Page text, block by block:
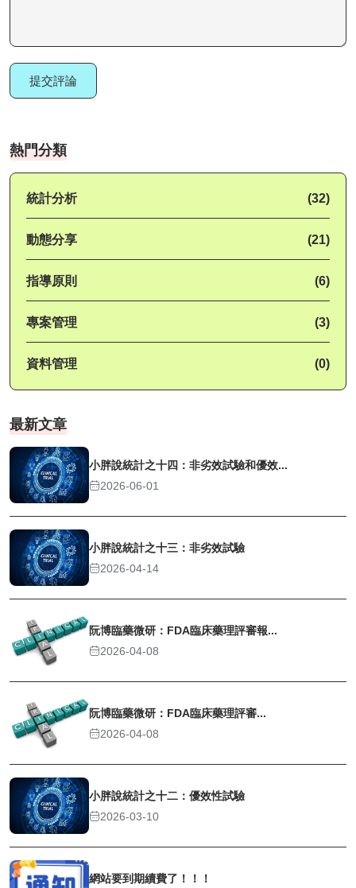
提交評論
熱門分類
統計分析 (32)
動態分享 (21)
指導原則 (6)
專案管理 (3)
資料管理 (0)
最新文章
小胖說統計之十四：非劣效試驗和優效...
2026-06-01
小胖說統計之十三：非劣效試驗
2026-04-14
阮博臨藥微研：FDA臨床藥理評審報...
2026-04-08
阮博臨藥微研：FDA臨床藥理評審...
2026-04-08
小胖說統計之十二：優效性試驗
2026-03-10
網站要到期續費了！！！